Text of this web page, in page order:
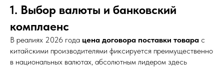
1. Выбор валюты и банковский
комплаенс
В реалиях 2026 года цена договора поставки товара с
китайскими производителями фиксируется преимущественно
в национальных валютах, абсолютным лидером здесь